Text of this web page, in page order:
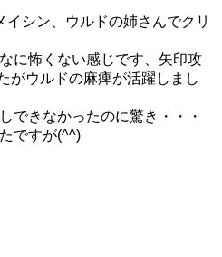
イシン、ウルドの姉さんでクリ
に怖くない感じです、矢印攻
がウルドの麻痺が活躍しまし
できなかったのに驚き・・・
ですが(^^)